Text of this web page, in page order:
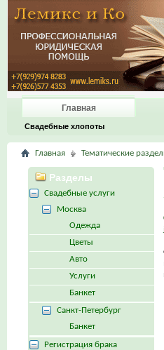
Главная
Свадебные хлопоты
Главная Тематические
Разделы
Свадебные услуги
Москва
Одежда
Цветы
Авто
Услуги
Банкет
Санкт-Петербург
Банкет
Регистрация брака